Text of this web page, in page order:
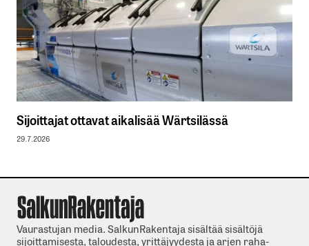
Sijoittajat ottavat aikalisää Wärtsilässä
29.7.2026
Vaurastujan media. SalkunRakentaja sisältää sisältöjä
sijoittamisesta, taloudesta, yrittäjyydesta ja arjen raha-